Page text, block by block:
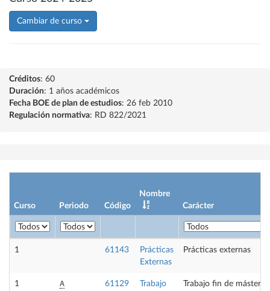
Cambiar de curso
Créditos: 60
Duración: 1 años académicos
Fecha BOE de plan de estudios: 26 feb 2010
Regulación normativa: RD 822/2021
Curso Periodo Código
Nombre
Carácter
1 61143
Prácticas
Externas
Prácticas externas
1 A 61129
Trabajo
Trabajo fin de máster